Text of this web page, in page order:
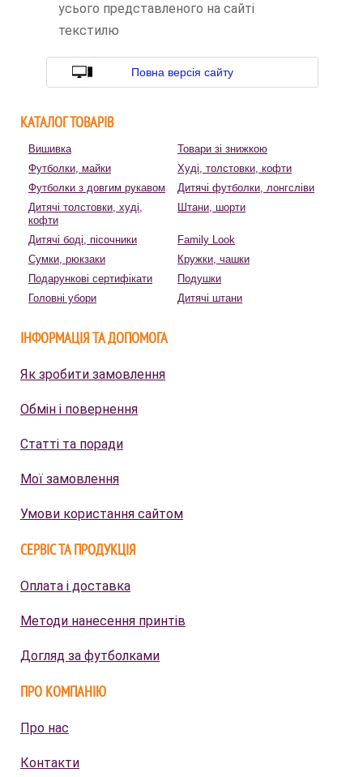
усього представленого на сайті
текстилю
Повна версія сайту
КАТАЛОГ ТОВАРІВ
Вишивка
Товари зі знижкою
Футболки, майки
Худі, толстовки, кофти
Футболки з довгим рукавом
Дитячі футболки, лонгсліви
Дитячі толстовки, худі,
кофти
Штани, шорти
Дитячі боді, пісочники
Family Look
Сумки, рюкзаки
Кружки, чашки
Подарункові сертифікати
Подушки
Головні убори
Дитячі штани
ІНФОРМАЦІЯ ТА ДОПОМОГА
Як зробити замовлення
Обмін і повернення
Статті та поради
Мої замовлення
Умови користання сайтом
СЕРВІС ТА ПРОДУКЦІЯ
Оплата і доставка
Методи нанесення принтів
Догляд за футболками
ПРО КОМПАНІЮ
Про нас
Контакти